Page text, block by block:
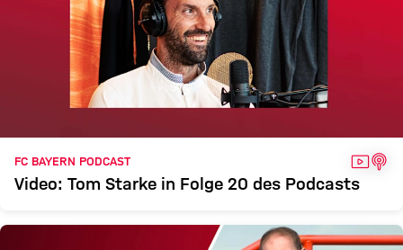
FC BAYERN PODCAST VIDEO
Video: Tom Starke in Folge 20 des Podcasts